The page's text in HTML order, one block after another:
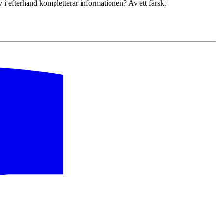
efterhand kompletterar informationen? Av ett färskt